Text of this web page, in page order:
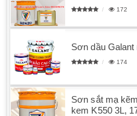
172
Sơn dầu
174
Sơn sắt mạ
kem K550 3L,